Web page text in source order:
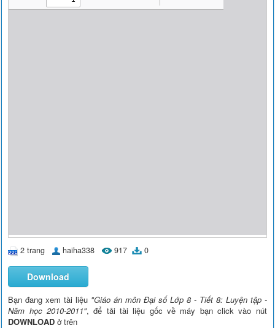
2 trang haiha338 917 0
Download
Bạn đang xem tài liệu "Giáo án môn Đại số Lớp 8 - Tiết 8: Luyện tập -
Năm học 2010-2011", để tải tài liệu gốc về máy bạn click vào nút
DOWNLOAD ở trên